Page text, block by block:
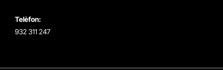
Telèfon:
932 311 247